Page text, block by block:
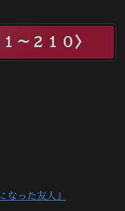
～２１０〉
なった友人』